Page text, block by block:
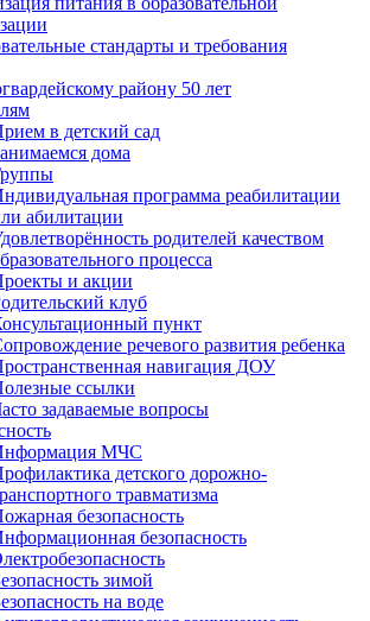
стандарты и требования
району 50 лет
в детский сад
дома
программа реабилитации
абилитации
родителей качеством
процесса
и акции
клуб
пункт
речевого развития ребенка
навигация ДОУ
ссылки
задаваемые вопросы
МЧС
детского дорожно-
травматизма
безопасность
безопасность
зимой
на воде